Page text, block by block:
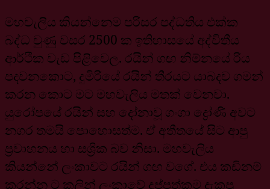
මහවැලිය කියන්නෙම පරිසර පද්ධතිය එක්ක
බද්ධ වුණු වසර 2500 ක ඉතිහාසයේ අද්විතීය
ආර්ථික වැඩ පිළිවෙල. රයින් ගඟ නිම්නයේ රිය
පදවනකොට, දුමිරියේ රයින් තීරයට යාබදව ගමන්
කරන කොට මට මහවැලිය මතක් වෙනවා.
යුරෝපයේ රයින් සහ දෝනාවූ ගංගා ද්‍රෝණි අවට
නගර තමයි පොහොසත්ම. ඒ අතීතයේ සිට ආපු
ප්‍රවාහනය හා සශ්‍රික බව නිසා. මහවැලිය
කියන්නේ ලංකාවට රයින් ගඟ වගේ. එය කඩිනම්
කරන්න ට කලින් ලංකාවේ දුප්පත්කම දැකපු